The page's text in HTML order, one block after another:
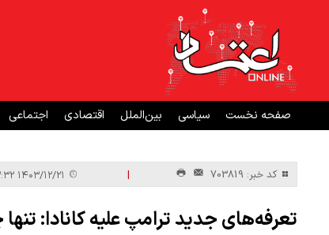
صفحه نخست سیاسی بین‌الملل اقتصادی اجتماعی
کد خبر: 703819 |
تعرفه‌های جدید ترامپ علیه کانادا: